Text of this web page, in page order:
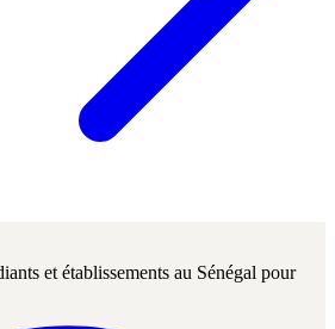
et établissements au Sénégal pour